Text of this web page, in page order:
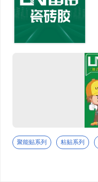
聚能贴系列 粘贴系列